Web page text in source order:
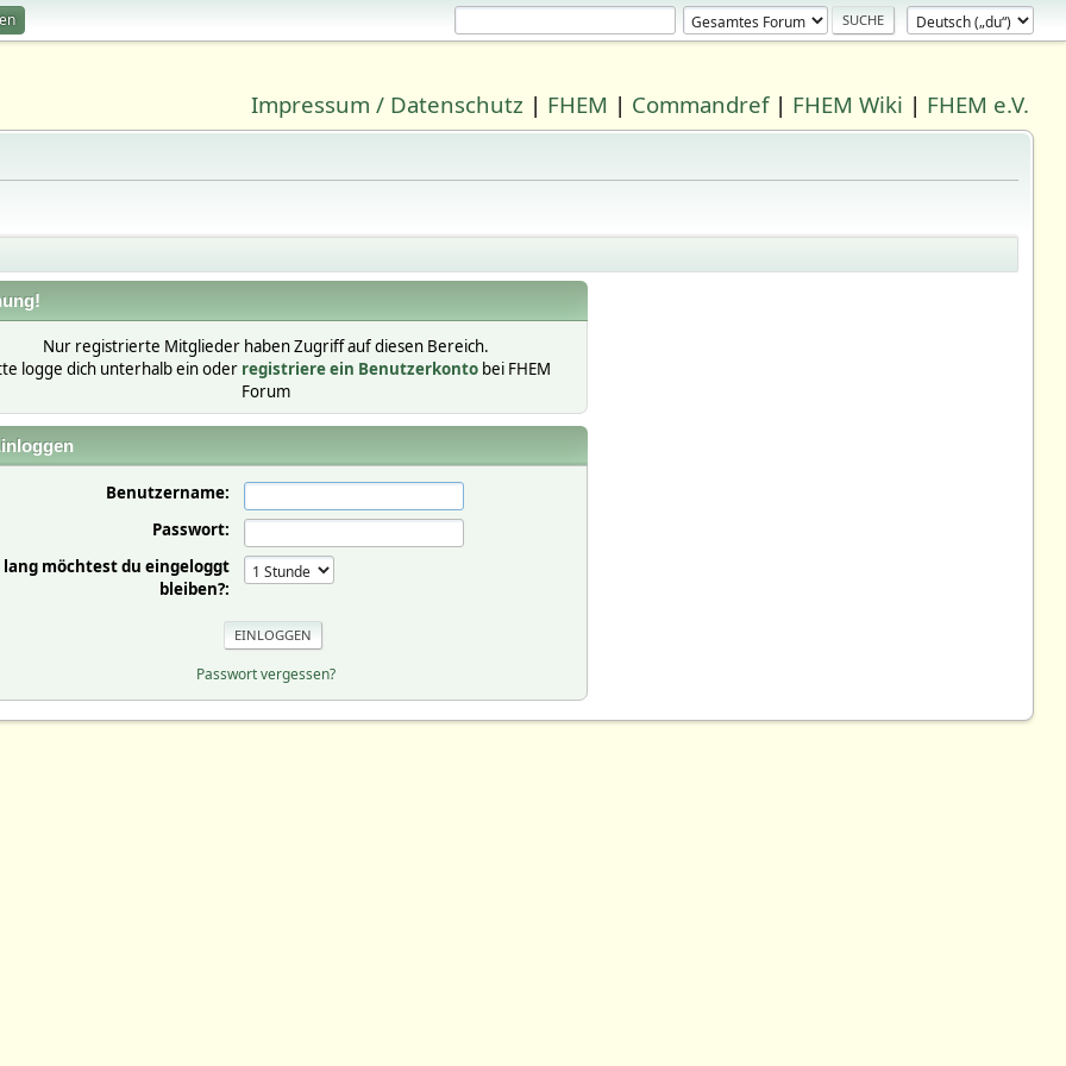
Impressum / Datenschutz | FHEM | Commandref| FHEM Wiki | FHEM e.V.
Nur registrierte Mitglieder haben Zugriff auf diesen Bereich.
logge dich unterhalb ein oder registriere ein Benutzerkontobei FHEM
Forum
Benutzername:
Passwort:
lang möchtest du eingeloggt
bleiben?:
Passwort vergessen?